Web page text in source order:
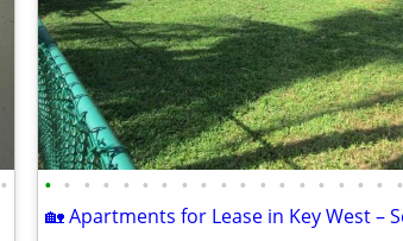
• • • • • • • • • • • • • • • • • • • •